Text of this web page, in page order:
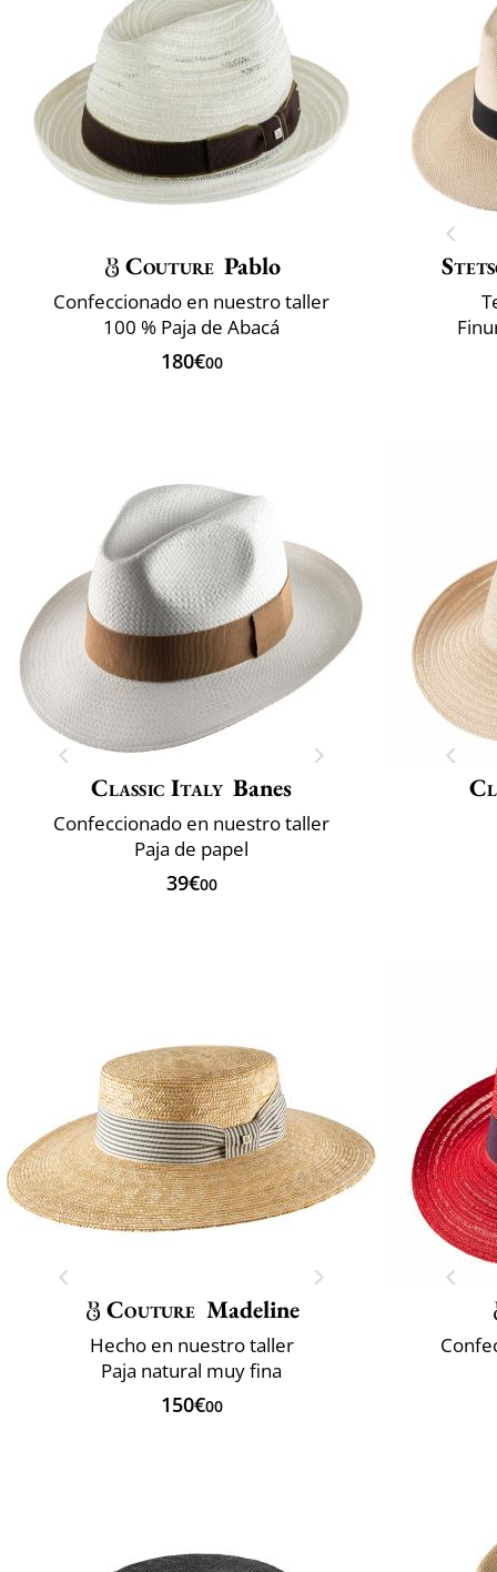
Couture Pablo
Confeccionado en nuestro taller
100 % Paja de Abacá
180€00
Classic Italy Banes
Confeccionado en nuestro taller
Paja de papel
39€00
Couture Madeline
Hecho en nuestro taller
Paja natural muy fina
150€00